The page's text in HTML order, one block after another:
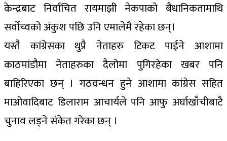
केन्द्रबाट निर्वाचित रायमाझी नेकपाको बैधानिकतामाथि
सर्वोच्वको अंकुश पछि उनि एमालेमै रहेका छन्।
यस्तै कांग्रेसका थुप्रै नेताहरु टिकट पाईने आशामा
काठमांडौमा नेताहरुका दैलोमा पुगिरहेका खबर पनि
बाहिरिएका छन् । गठवन्धन हुने आशामा कांग्रेस सहित
माओवादिबाट डिलाराम आचार्यले पनि आफु अर्घाखाँचीबाटै
चुनाव लड्ने संकेत गरेका छन् ।